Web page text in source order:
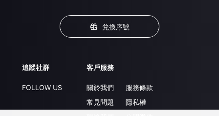
兌換序號
追蹤社群
FOLLOW US
客戶服務
關於我們
常見問題
服務條款
隱私權